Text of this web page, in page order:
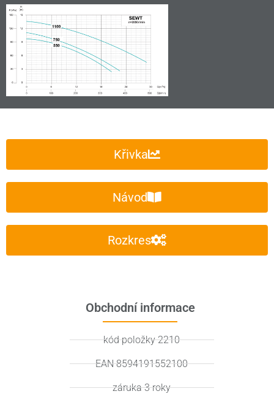
Křivka
Návod
Rozkres
Obchodní informace
kód položky 2210
EAN 8594191552100
záruka 3 roky